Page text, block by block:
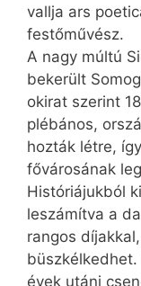
vallja ars
festőművész.
A nagy múltú
bekerült
okirat szerint
plébános,
hozták létre,
fővárosának
Históriájukból
leszámítva a
rangos
évek utáni